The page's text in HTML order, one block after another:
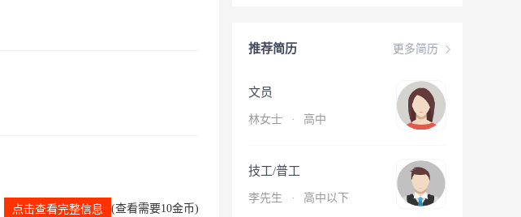
点击查看完整信息 (查看需要10金币)
更多简历
推荐简历
文员
林女士 · 高中
技工/普工
李先生 · 高中以下